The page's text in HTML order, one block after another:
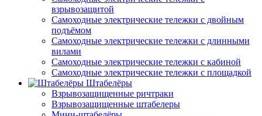
взрывозащитой
Самоходные электрические тележки с двойным
подъёмом
Самоходные электрические тележки с длинными
вилами
Самоходные электрические тележки с кабиной
Самоходные электрические тележки с площадкой
Штабелёры
Взрывозащищенные ричтраки
Взрывозащищенные штабелеры